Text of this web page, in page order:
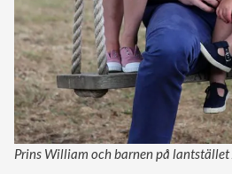
Prins William och barnen på